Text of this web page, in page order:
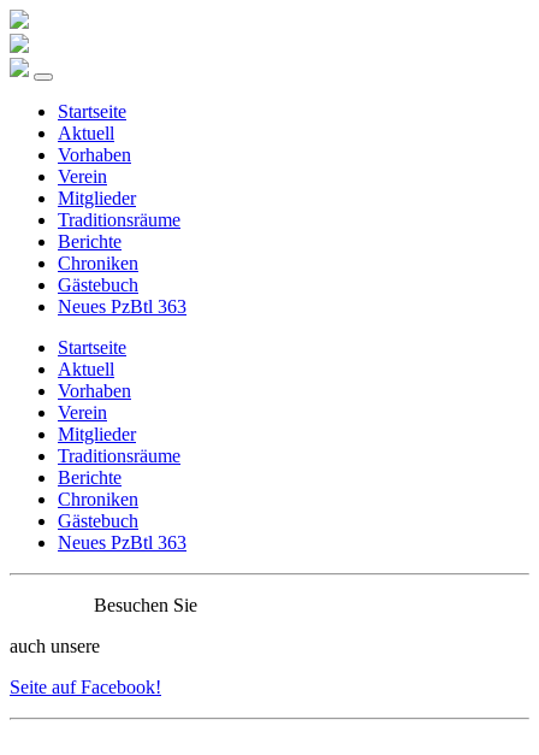
Startseite
Aktuell
Vorhaben
Verein
Mitglieder
Traditionsräume
Berichte
Chroniken
Gästebuch
Neues PzBtl 363
Startseite
Aktuell
Vorhaben
Verein
Mitglieder
Traditionsräume
Berichte
Chroniken
Gästebuch
Neues PzBtl 363
Besuchen Sie
auch unsere
Seite auf Facebook!